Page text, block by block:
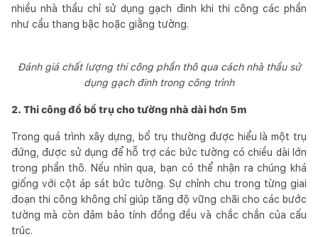
nhiều nhà thầu chỉ sử dụng gạch đinh khi thi công các phần
như cầu thang bậc hoặc giằng tường.
Đánh giá chất lượng thi công phần thô qua cách nhà thầu sử
dụng gạch đinh trong công trình
2. Thi công đổ bổ trụ cho tường nhà dài hơn 5m
Trong quá trình xây dựng, bổ trụ thường được hiểu là một trụ
đứng, được sử dụng để hỗ trợ các bức tường có chiều dài lớn
trong phần thô. Nếu nhìn qua, bạn có thể nhận ra chúng khá
giống với cột áp sát bức tường. Sự chỉnh chu trong từng giai
đoạn thi công không chỉ giúp tăng độ vững chãi cho các bước
tường mà còn đảm bảo tính đồng đều và chắc chắn của cấu
trúc.